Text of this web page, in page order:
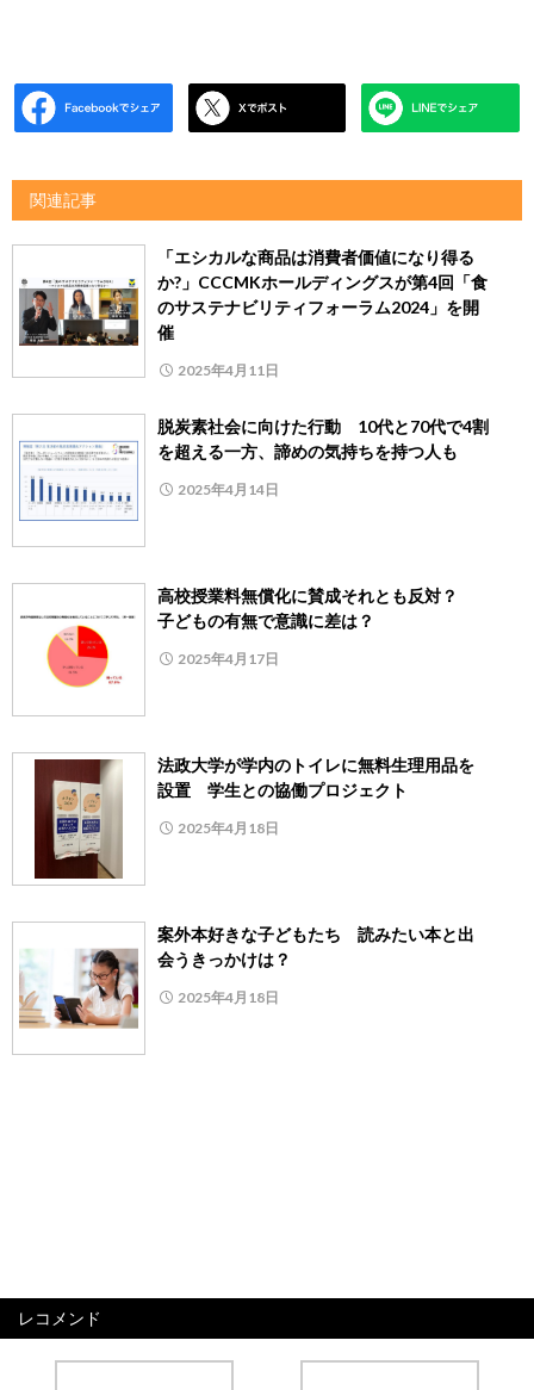
関連記事
「エシカルな商品は消費者価値になり得る
か?」CCCMKホールディングスが第4回「食
のサステナビリティフォーラム2024」を開
催
2025年4月11日
脱炭素社会に向けた行動 10代と70代で4割
を超える一方、諦めの気持ちを持つ人も
2025年4月14日
高校授業料無償化に賛成それとも反対？
子どもの有無で意識に差は？
2025年4月17日
法政大学が学内のトイレに無料生理用品を
設置 学生との協働プロジェクト
2025年4月18日
案外本好きな子どもたち 読みたい本と出
会うきっかけは？
2025年4月18日
レコメンド